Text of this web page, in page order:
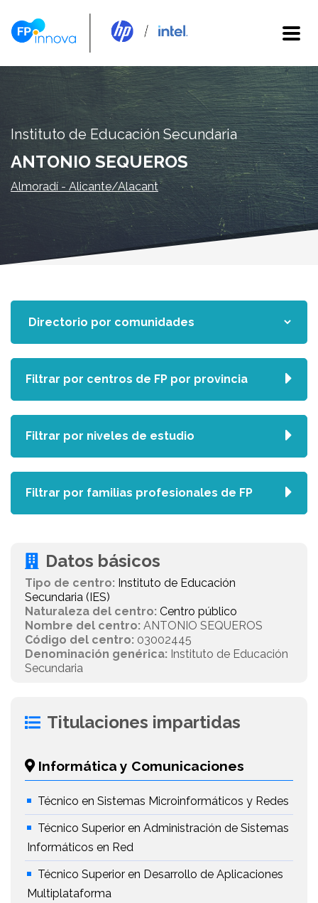
Instituto de Educación Secundaria
ANTONIO SEQUEROS
Almoradí - Alicante/Alacant
Datos básicos
Tipo de centro: Instituto de Educación
Secundaria (IES)
Naturaleza del centro: Centro público
Nombre del centro: ANTONIO SEQUEROS
Código del centro: 03002445
Denominación genérica: Instituto de Educación
Secundaria
Titulaciones impartidas
Informática y Comunicaciones
Técnico en Sistemas Microinformáticos y Redes
Técnico Superior en Administración de Sistemas
Informáticos en Red
Técnico Superior en Desarrollo de Aplicaciones
Multiplataforma
Filtrar por centros de FP por provincia
Filtrar por niveles de estudio
Filtrar por familias profesionales de FP